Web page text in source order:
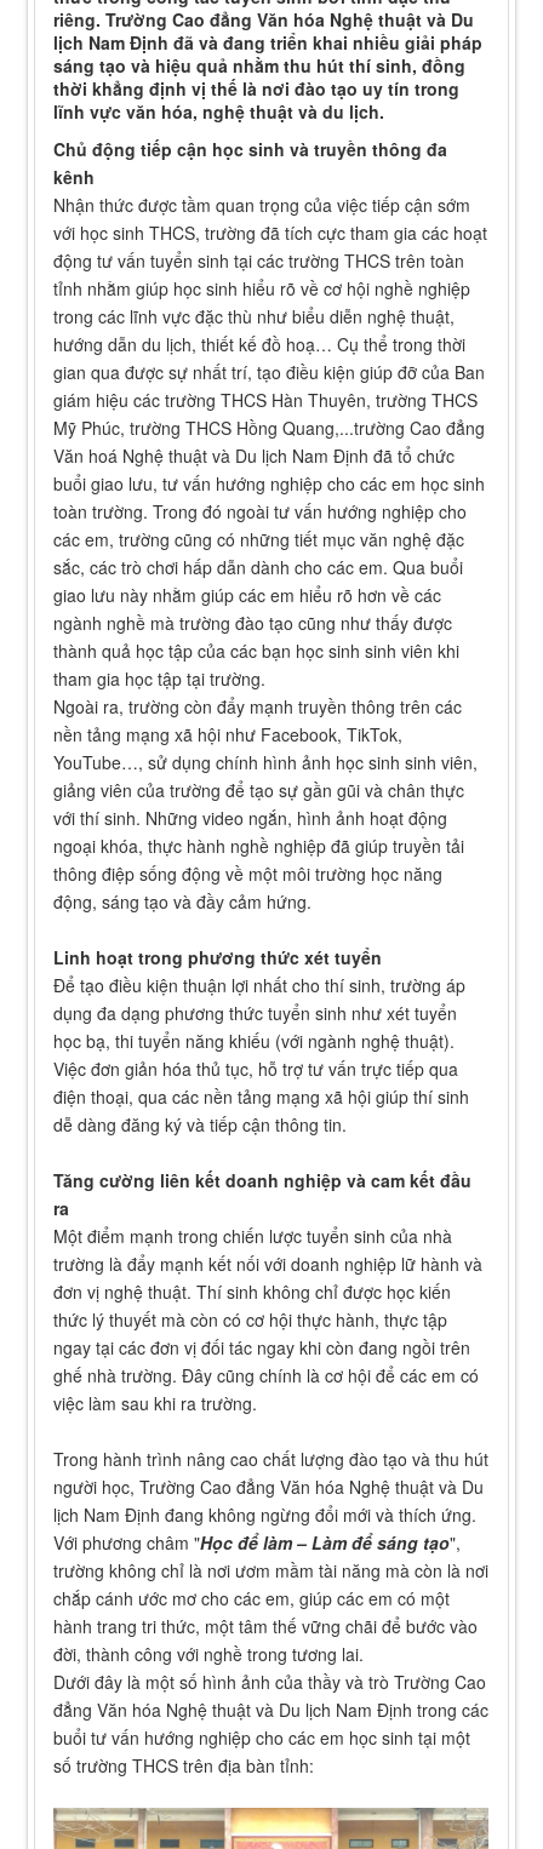
riêng. Trường Cao đẳng Văn hóa Nghệ thuật và Du
lịch Nam Định đã và đang triển khai nhiều giải pháp
sáng tạo và hiệu quả nhằm thu hút thí sinh, đồng
thời khẳng định vị thế là nơi đào tạo uy tín trong
lĩnh vực văn hóa, nghệ thuật và du lịch.
Chủ động tiếp cận học sinh và truyền thông đa
kênh
Nhận thức được tầm quan trọng của việc tiếp cận sớm
với học sinh THCS, trường đã tích cực tham gia các hoạt
động tư vấn tuyển sinh tại các trường THCS trên toàn
tỉnh nhằm giúp học sinh hiểu rõ về cơ hội nghề nghiệp
trong các lĩnh vực đặc thù như biểu diễn nghệ thuật,
hướng dẫn du lịch, thiết kế đồ hoạ… Cụ thể trong thời
gian qua được sự nhất trí, tạo điều kiện giúp đỡ của Ban
giám hiệu các trường THCS Hàn Thuyên, trường THCS
Mỹ Phúc, trường THCS Hồng Quang,...trường Cao đẳng
Văn hoá Nghệ thuật và Du lịch Nam Định đã tổ chức
buổi giao lưu, tư vấn hướng nghiệp cho các em học sinh
toàn trường. Trong đó ngoài tư vấn hướng nghiệp cho
các em, trường cũng có những tiết mục văn nghệ đặc
sắc, các trò chơi hấp dẫn dành cho các em. Qua buổi
giao lưu này nhằm giúp các em hiểu rõ hơn về các
ngành nghề mà trường đào tạo cũng như thấy được
thành quả học tập của các bạn học sinh sinh viên khi
tham gia học tập tại trường.
Ngoài ra, trường còn đẩy mạnh truyền thông trên các
nền tảng mạng xã hội như Facebook, TikTok,
YouTube…, sử dụng chính hình ảnh học sinh sinh viên,
giảng viên của trường để tạo sự gần gũi và chân thực
với thí sinh. Những video ngắn, hình ảnh hoạt động
ngoại khóa, thực hành nghề nghiệp đã giúp truyền tải
thông điệp sống động về một môi trường học năng
động, sáng tạo và đầy cảm hứng.
Linh hoạt trong phương thức xét tuyển
Để tạo điều kiện thuận lợi nhất cho thí sinh, trường áp
dụng đa dạng phương thức tuyển sinh như xét tuyển
học bạ, thi tuyển năng khiếu (với ngành nghệ thuật).
Việc đơn giản hóa thủ tục, hỗ trợ tư vấn trực tiếp qua
điện thoại, qua các nền tảng mạng xã hội giúp thí sinh
dễ dàng đăng ký và tiếp cận thông tin.
Tăng cường liên kết doanh nghiệp và cam kết đầu
ra
Một điểm mạnh trong chiến lược tuyển sinh của nhà
trường là đẩy mạnh kết nối với doanh nghiệp lữ hành và
đơn vị nghệ thuật. Thí sinh không chỉ được học kiến
thức lý thuyết mà còn có cơ hội thực hành, thực tập
ngay tại các đơn vị đối tác ngay khi còn đang ngồi trên
ghế nhà trường. Đây cũng chính là cơ hội để các em có
việc làm sau khi ra trường.
Trong hành trình nâng cao chất lượng đào tạo và thu hút
người học, Trường Cao đẳng Văn hóa Nghệ thuật và Du
lịch Nam Định đang không ngừng đổi mới và thích ứng.
Với phương châm "Học để làm – Làm để sáng tạo",
trường không chỉ là nơi ươm mầm tài năng mà còn là nơi
chắp cánh ước mơ cho các em, giúp các em có một
hành trang tri thức, một tâm thế vững chãi để bước vào
đời, thành công với nghề trong tương lai.
Dưới đây là một số hình ảnh của thầy và trò Trường Cao
đẳng Văn hóa Nghệ thuật và Du lịch Nam Định trong các
buổi tư vấn hướng nghiệp cho các em học sinh tại một
số trường THCS trên địa bàn tỉnh: